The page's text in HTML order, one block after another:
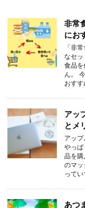
非常
にお
「非
なセ
食品を
ん。
おす
アッ
とメ
アッ
やっぱ
品を購
のマッ
って
あつ